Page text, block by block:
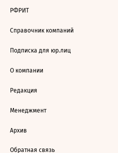
РФРИТ
Справочник компаний
Подписка для юр.лиц
О компании
Редакция
Менеджмент
Архив
Обратная связь